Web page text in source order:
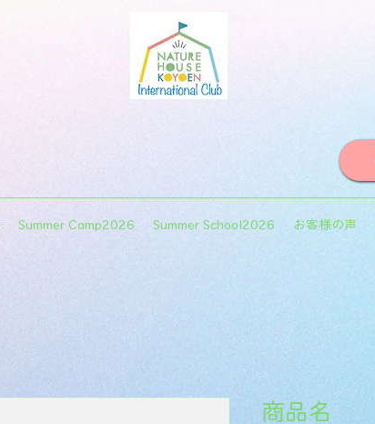
Summer Camp2026 Summer School2026 お客様の声
商品名